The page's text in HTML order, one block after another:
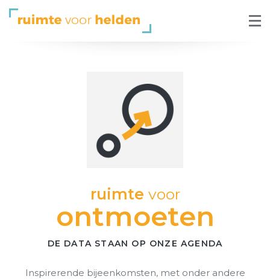
ruimte voor
ontmoeten
DE DATA STAAN OP ONZE AGENDA
Inspirerende bijeenkomsten, met onder andere